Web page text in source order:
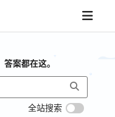
案都在这。
全站搜索